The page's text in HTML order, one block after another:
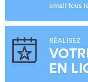
email tous
RÉALISEZ
EN